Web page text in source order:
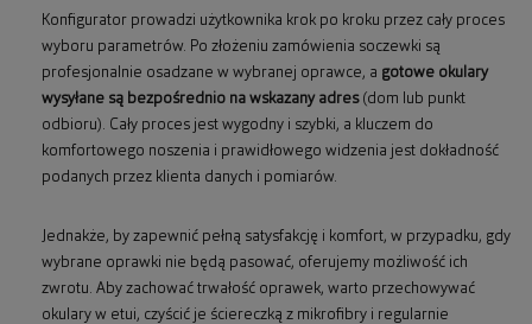
Konfigurator prowadzi użytkownika krok po kroku przez cały proces
wyboru parametrów. Po złożeniu zamówienia soczewki są
profesjonalnie osadzane w wybranej oprawce, a gotowe okulary
wysyłane są bezpośrednio na wskazany adres(dom lub punkt
odbioru). Cały proces jest wygodny i szybki, a kluczem do
komfortowego noszenia i prawidłowego widzenia jest dokładność
podanych przez klienta danych i pomiarów.
Jednakże, by zapewnić pełną satysfakcję i komfort, w przypadku, gdy
wybrane oprawki nie będą pasować, oferujemy możliwość ich
zwrotu. Aby zachować trwałość oprawek, warto przechowywać
okulary w etui, czyścić je ściereczką z mikrofibry i regularnie